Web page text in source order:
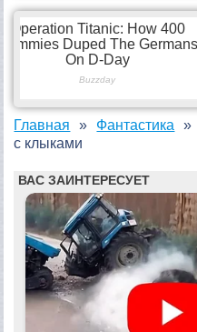
Главная Фантастика
с клыками